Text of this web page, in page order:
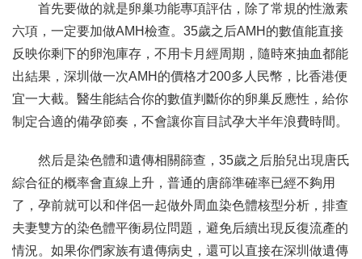
首先要做的就是卵巢功能專項評估，除了常規的性激素
六項，一定要加做AMH檢查。35歲之后AMH的數值能直接
反映你剩下的卵泡庫存，不用卡月經周期，隨時來抽血都能
出結果，深圳做一次AMH的價格才200多人民幣，比香港便
宜一大截。醫生能結合你的數值判斷你的卵巢反應性，給你
制定合適的備孕節奏，不會讓你盲目試孕大半年浪費時間。
然后是染色體和遺傳相關篩查，35歲之后胎兒出現唐氏
綜合征的概率會直線上升，普通的唐篩準確率已經不夠用
了，孕前就可以和伴侶一起做外周血染色體核型分析，排查
夫妻雙方的染色體平衡易位問題，避免后續出現反復流產的
情況。如果你們家族有遺傳病史，還可以直接在深圳做遺傳